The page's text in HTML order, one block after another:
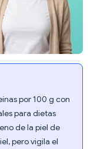
por 100 g con
para dietas
de la piel de
pero vigila el